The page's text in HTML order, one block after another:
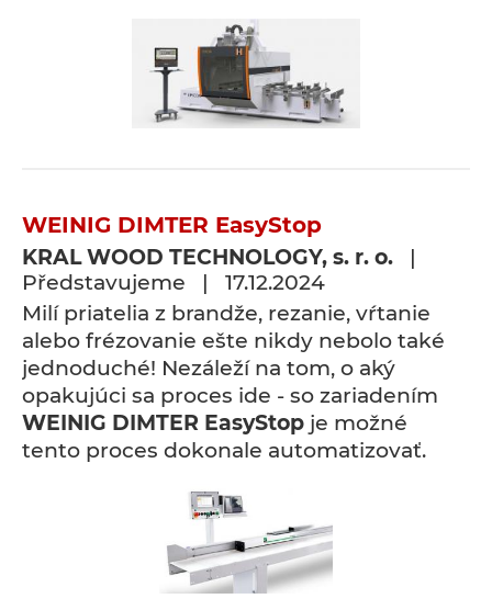
WEINIG DIMTER EasyStop
KRAL WOOD TECHNOLOGY, s. r. o. |
Představujeme | 17.12.2024
Milí priatelia z brandže, rezanie, vŕtanie
alebo frézovanie ešte nikdy nebolo také
jednoduché! Nezáleží na tom, o aký
opakujúci sa proces ide - so zariadením
WEINIG DIMTER EasyStop je možné
tento proces dokonale automatizovať.